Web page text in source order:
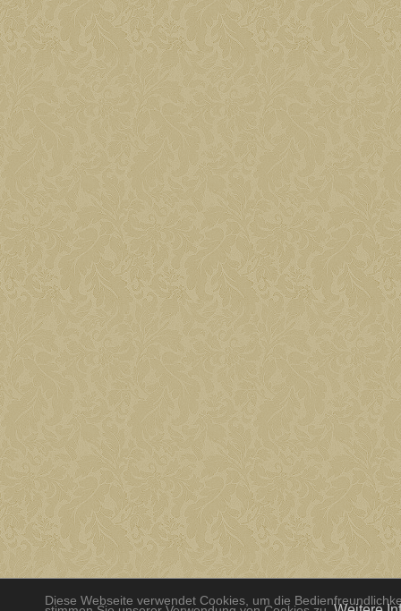
Diese Webseite verwendet Cookies, um die